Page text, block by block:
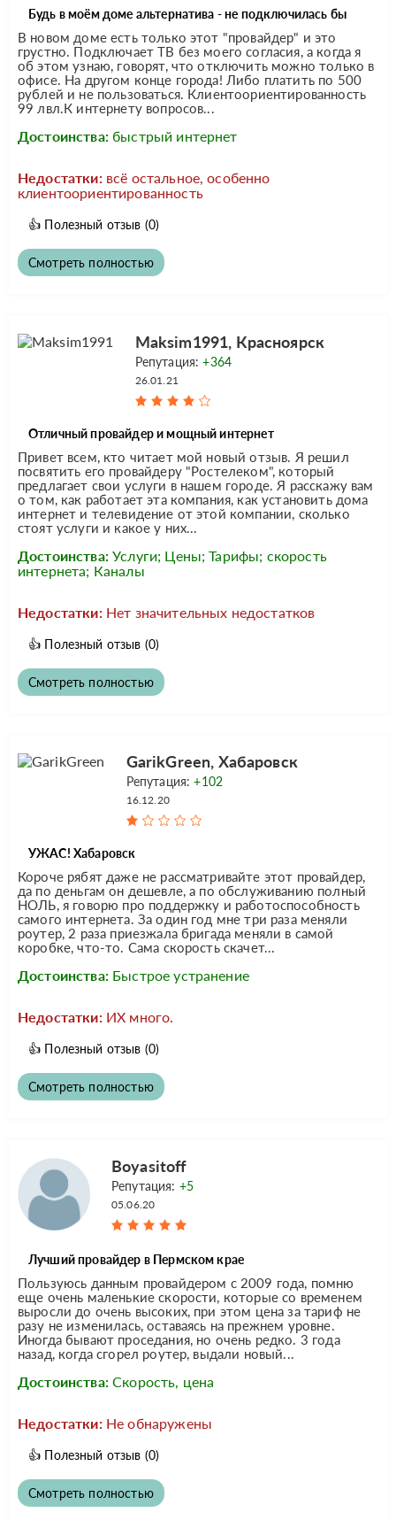
Будь в моём доме альтернатива - не подключилась бы
В новом доме есть только этот "провайдер" и это
грустно. Подключает ТВ без моего согласия, а когда я
об этом узнаю, говорят, что отключить можно только в
офисе. На другом конце города! Либо платить по 500
рублей и не пользоваться. Клиентоориентированность
99 лвл.К интернету вопросов...
Достоинства: быстрый интернет
Недостатки: всё остальное, особенно
клиентоориентированность
👍 Полезный отзыв (0)
Смотреть полностью
Maksim1991, Красноярск
Репутация:+364
26.01.21
Отличный провайдер и мощный интернет
Привет всем, кто читает мой новый отзыв. Я решил
посвятить его провайдеру "Ростелеком", который
предлагает свои услуги в нашем городе. Я расскажу вам
о том, как работает эта компания, как установить дома
интернет и телевидение от этой компании, сколько
стоят услуги и какое у них...
Достоинства: Услуги; Цены; Тарифы; скорость
интернета; Каналы
Недостатки: Нет значительных недостатков
👍 Полезный отзыв (0)
Смотреть полностью
GarikGreen, Хабаровск
Репутация:+102
16.12.20
УЖАС! Хабаровск
Короче рябят даже не рассматривайте этот провайдер,
да по деньгам он дешевле, а по обслуживанию полный
НОЛЬ, я говорю про поддержку и работоспособность
самого интернета. За один год мне три раза меняли
роутер, 2 раза приезжала бригада меняли в самой
коробке, что-то. Сама скорость скачет...
Достоинства: Быстрое устранение
Недостатки: ИХ много.
👍 Полезный отзыв (0)
Смотреть полностью
Boyasitoff
Репутация: +5
05.06.20
Лучший провайдер в Пермском крае
Пользуюсь данным провайдером с 2009 года, помню
еще очень маленькие скорости, которые со временем
выросли до очень высоких, при этом цена за тариф не
разу не изменилась, оставаясь на прежнем уровне.
Иногда бывают проседания, но очень редко. 3 года
назад, когда сгорел роутер, выдали новый...
Достоинства: Скорость, цена
Недостатки: Не обнаружены
👍 Полезный отзыв (0)
Смотреть полностью